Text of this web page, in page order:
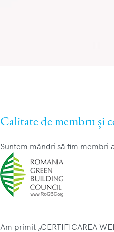
Calitate de membru și
Suntem mândri să fim membri
Am primit „CERTIFICAREA